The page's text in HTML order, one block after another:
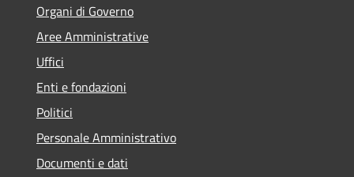
Organi di Governo
Aree Amministrative
Uffici
Enti e fondazioni
Politici
Personale Amministrativo
Documenti e dati